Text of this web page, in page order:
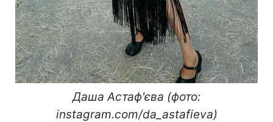
Даша Астаф'єва (фото:
instagram.com/da_astafieva)